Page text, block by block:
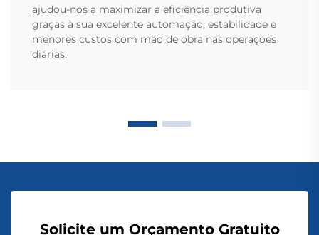
ajudou-nos a maximizar a eficiência produtiva
graças à sua excelente automação, estabilidade e
menores custos com mão de obra nas operações
diárias.
Solicite um Orçamento Gratuito